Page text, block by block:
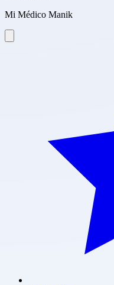
Mi Médico Manik